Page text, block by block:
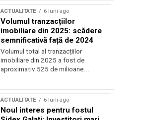
ACTUALITATE 6 luni ago
Volumul tranzacțiilor
imobiliare din 2025: scădere
semnificativă față de 2024
Volumul total al tranzacțiilor
imobiliare din 2025 a fost de
aproximativ 525 de milioane...
ACTUALITATE 6 luni ago
Noul interes pentru fostul